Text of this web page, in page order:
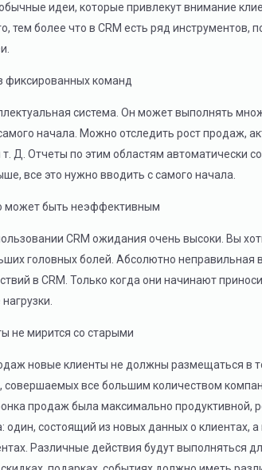
идеи, которые привлекут внимание
тем более что в CRM есть ряд инструментов,
фиксированных команд
система. Он может выполнять
начала. Можно отследить рост продаж,
Д. Отчеты по этим областям автоматически
все это нужно вводить с самого начала.
может быть неэффективным
CRM ожидания очень высоки. Вы
головных болей. Абсолютно
в CRM. Только когда они начинают
не мирится со старыми
новые клиенты не должны размещаться в
совершаемых все большим количеством
продаж была максимально продуктивной,
один, состоящий из новых данных о клиентах,
Различные действия будут выполняться